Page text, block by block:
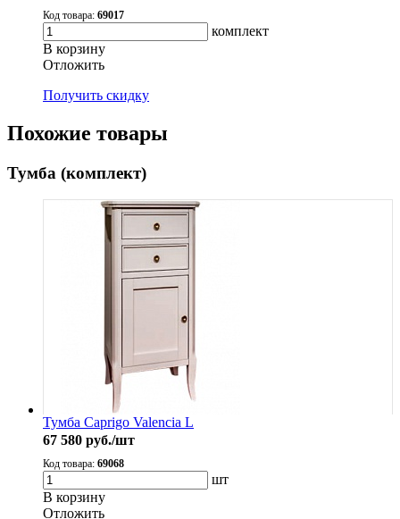
Код товара: 69017
комплект
В корзину
Oтложить
Получить скидку
Похожие товары
Тумба (комплект)
Тумба Caprigo Valencia L
67 580 руб./шт
Код товара: 69068
шт
В корзину
Oтложить